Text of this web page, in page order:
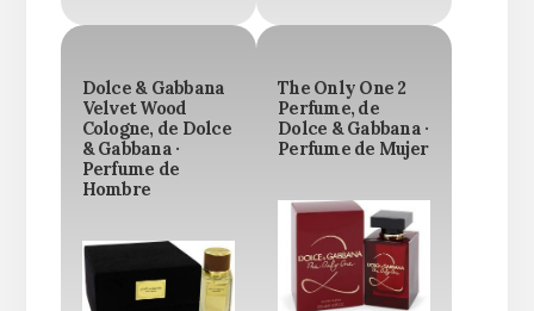
Dolce & Gabbana
Velvet Wood
Cologne, de Dolce
& Gabbana ·
Perfume de
Hombre
The Only One 2
Perfume, de
Dolce & Gabbana ·
Perfume de Mujer